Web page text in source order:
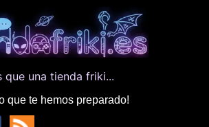
que una tienda friki...
que te hemos preparado!